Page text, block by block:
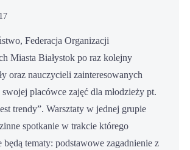
Federacja Organizacji
Miasta Białystok po raz kolejny
oraz nauczycieli zainteresowanych
placówce zajęć dla młodzieży pt.
trendy”. Warsztaty w jednej grupie
spotkanie w trakcie którego
będą tematy: podstawowe zagadnienie z